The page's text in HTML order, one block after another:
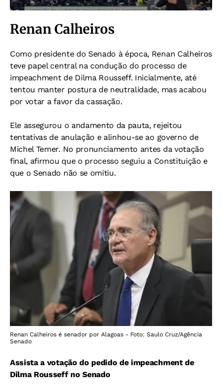
Renan Calheiros
Como presidente do Senado à época, Renan Calheiros
teve papel central na condução do processo de
impeachment de Dilma Rousseff. Inicialmente, até
tentou manter postura de neutralidade, mas acabou
por votar a favor da cassação.
Ele assegurou o andamento da pauta, rejeitou
tentativas de anulação e alinhou-se ao governo de
Michel Temer. No pronunciamento antes da votação
final, afirmou que o processo seguiu a Constituição e
que o Senado não se omitiu.
Renan Calheiros é senador por Alagoas - Foto: Saulo Cruz/Agência
Senado
Assista a votação do pedido de impeachment de
Dilma Rousseff no Senado